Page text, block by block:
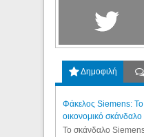
Δημοφιλή
Φάκελος Siemens: Το
οικονομικό
Το σκάνδαλο